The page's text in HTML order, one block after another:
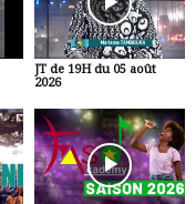
JT de 19H du 05 août
2026